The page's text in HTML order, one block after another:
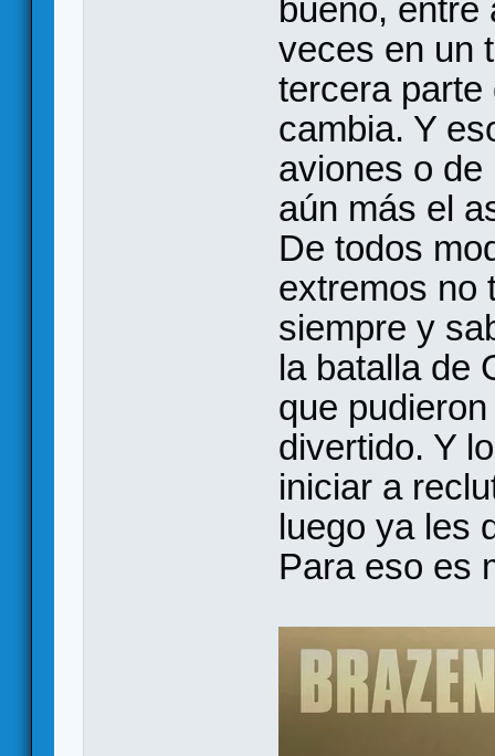
bueno, entre
veces en un
tercera parte
cambia. Y
aviones o
aún más el
De todos
extremos no
siempre y
la batalla de
que
divertido. Y
iniciar a
luego ya les
Para eso es